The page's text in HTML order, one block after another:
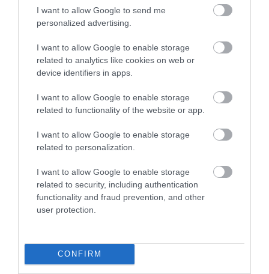
I want to allow Google to send me
personalized advertising.
I want to allow Google to enable storage
related to analytics like cookies on web or
device identifiers in apps.
I want to allow Google to enable storage
related to functionality of the website or app.
I want to allow Google to enable storage
related to personalization.
I want to allow Google to enable storage
related to security, including authentication
functionality and fraud prevention, and other
user protection.
CONFIRM